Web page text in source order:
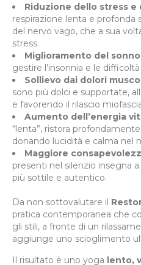
Riduzione dello stress e
respirazione lenta e profonda
del nervo vago, che a sua
stress.
Miglioramento del sonno
gestire l’insonnia e le
Sollievo dai dolori
sono più dolci e supportate,
e favorendo il rilascio
Aumento dell’energia
“lenta”, ristora
donando lucidità e calma nel
Maggiore
presenti nel silenzio insegna
più sottile e autentico.
Da non sottovalutare il
pratica contemporanea che
gli stili, a fronte di un
aggiunge uno scioglimento
Il risultato è uno yoga lento,